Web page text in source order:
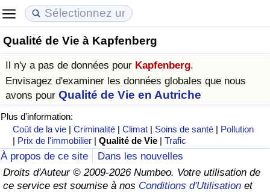
Qualité de Vie à Kapfenberg
Il n'y a pas de données pour Kapfenberg.
Envisagez d'examiner les données globales que nous
avons pour Qualité de Vie en Autriche
Plus d'information:
Coût de la vie |Criminalité |Climat | Soins de santé | Pollution
| Prix de l'immobilier |Qualité de Vie |Trafic
À propos de ce site
Dans les nouvelles
Droits d'Auteur © 2009-2026 Numbeo. Votre utilisation de
ce service est soumise à nos Conditions d'Utilisation et
Coût de la vie
Indice du Coût de la Vie (Actuel)
Indice du Coût de la Vie
Indice du coût de la vie par pays
à Akaba
Prix de l'immobilier
Indice des Prix de l'immobilier (Actuel)
Indice des Prix de l'immobilier
Indice des Prix de l'immobilier par Pays
Qualité de Vie
Indice de Qualité de Vie
Indice de Qualité de Vie (Actuel)
Indice de qualité de vie par pays
Criminalité